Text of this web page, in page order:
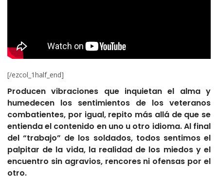
[/ezcol_1half_end]
Producen vibraciones que inquietan el alma y
humedecen los sentimientos de los veteranos
combatientes, por igual, repito más allá de que se
entienda el contenido en uno u otro idioma. Al final
del “trabajo” de los soldados, todos sentimos el
palpitar de la vida, la realidad de los miedos y el
encuentro sin agravios, rencores ni ofensas por el
otro.